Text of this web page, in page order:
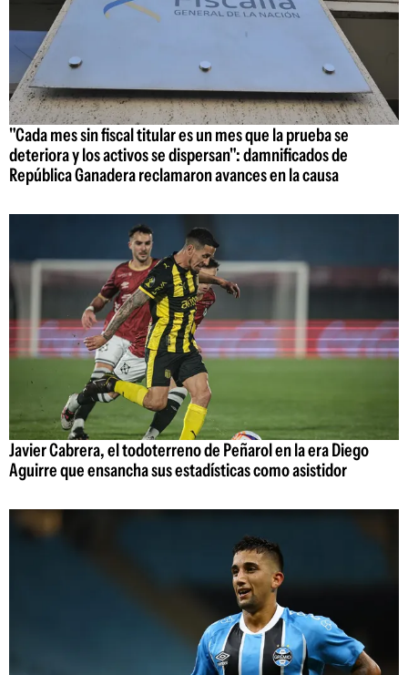
"Cada mes sin fiscal titular es un mes que la prueba se
deteriora y los activos se dispersan": damnificados de
República Ganadera reclamaron avances en la causa
Javier Cabrera, el todoterreno de Peñarol en la era Diego
Aguirre que ensancha sus estadísticas como asistidor